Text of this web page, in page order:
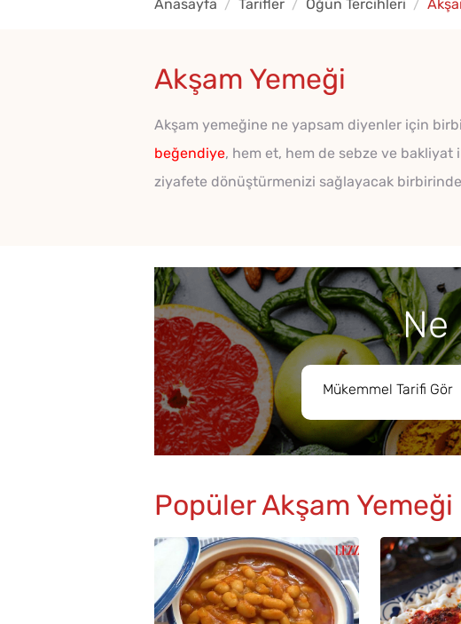
Anasayfa Tarifler Öğün Tercihleri
Akşam Yemeği
Akşam yemeğine ne yapsam diyenler için
beğendiye, hem et, hem de sebze ve bakliyat
ziyafete dönüştürmenizi sağlayacak
Ne
Popüler Akşam Yemeği